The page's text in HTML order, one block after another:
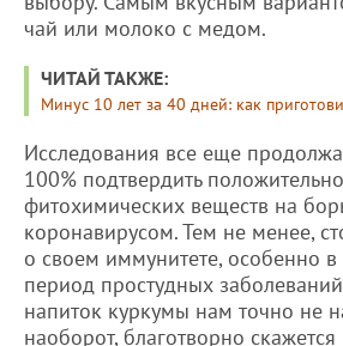
чай или молоко с медом.
ЧИТАЙ ТАКЖЕ:
Минус 10 лет за 40 дней: как
Исследования все еще
100% подтвердить
фитохимических веществ на
коронавирусом. Тем не менее,
о своем иммунитете, особенно
период простудных
напиток куркумы нам точно не
наоборот, благотворно